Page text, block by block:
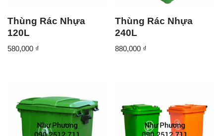
Thùng Rác Nhựa
120L
580,000 ₫
Thùng Rác Nhựa
240L
880,000 ₫